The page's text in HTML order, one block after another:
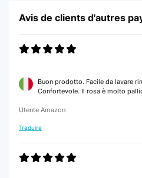
Avis de clients d'autres
Buon prodotto. Facile da lavare
Confortevole. Il rosa è molto
Utente Amazon
Traduire